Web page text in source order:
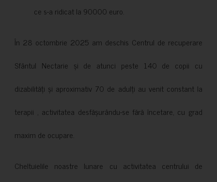
ce s-a ridicat la 90000 euro.
În 28 octombrie 2025 am deschis Centrul de recuperare
Sfântul Nectarie și de atunci peste 140 de copii cu
dizabilități și aproximativ 70 de adulți au venit constant la
terapii , activitatea desfășurându-se fără încetare, cu grad
maxim de ocupare.
Cheltuielile noastre lunare cu activitatea centrului de